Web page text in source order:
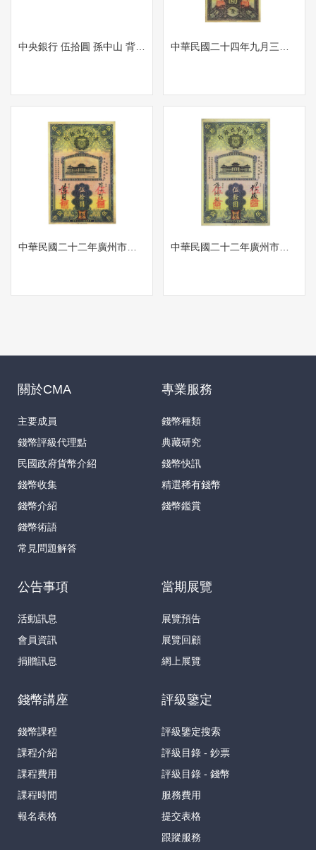
中華民國二十二年廣州市立银行伍拾紙幣 背 英文 50元 廣州市政府銀行 孫中山像 1933年（簽署人不同） 中華民國二十二年廣州市立银行伍拾紙幣 背 英文 50元 廣州市政府銀行 孫中山像 1933年（簽署人不同）
關於CMA
主要成員
錢幣評級代理點
民國政府貨幣介紹
錢幣收集
錢幣介紹
錢幣術語
常見問題解答
專業服務
錢幣種類
典藏研究
錢幣快訊
精選稀有錢幣
錢幣鑑賞
公告事項
活動訊息
會員資訊
捐贈訊息
當期展覽
展覽預告
展覽回顧
網上展覽
錢幣講座
錢幣課程
課程介紹
課程費用
課程時間
報名表格
評級鑒定
評級鑒定搜索
評級目錄 - 鈔票
評級目錄 - 錢幣
服務費用
提交表格
跟蹤服務